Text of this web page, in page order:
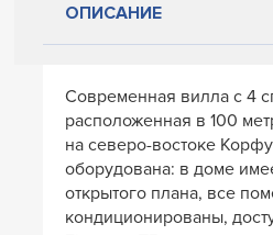
ОПИСАНИЕ
Cовременная вилла с 4
расположенная в 100
на северо-востоке
оборудована: в доме
открытого плана, все
кондиционированы,